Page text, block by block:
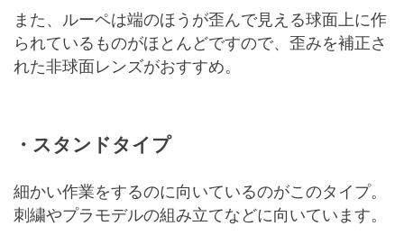
また、ルーペは端のほうが歪んで見える球面上に作
られているものがほとんどですので、歪みを補正さ
れた非球面レンズがおすすめ。
・スタンドタイプ
細かい作業をするのに向いているのがこのタイプ。
刺繍やプラモデルの組み立てなどに向いています。